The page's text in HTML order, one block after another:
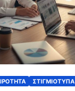
ΣΤΙΓΜΙΌΤΥΠΑ